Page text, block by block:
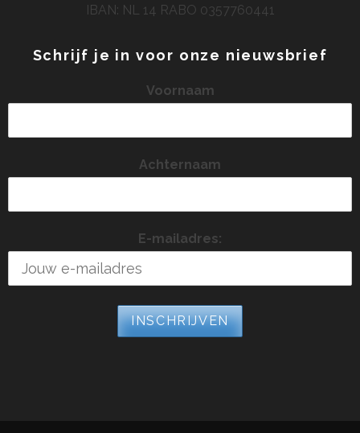
IBAN: NL 14 RABO 0357760441
Schrijf je in voor onze nieuwsbrief
Voornaam
Achternaam
E-mailadres: